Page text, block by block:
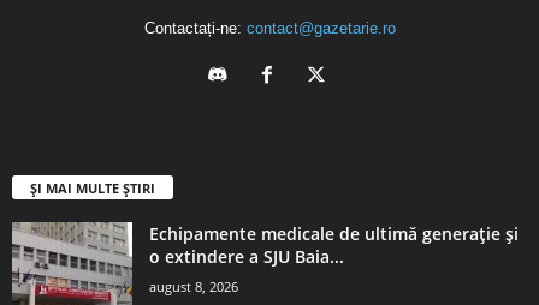
Contactați-ne: contact@gazetarie.ro
ȘI MAI MULTE ȘTIRI
Echipamente medicale de ultimă generaţie şi
o extindere a SJU Baia...
august 8, 2026